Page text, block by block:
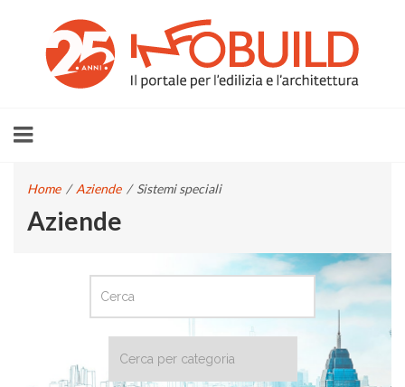
Home / Aziende / Sistemi speciali
Aziende